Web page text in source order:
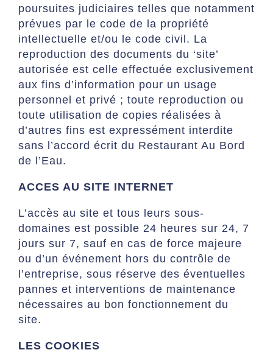
poursuites judiciaires telles que notamment
prévues par le code de la propriété
intellectuelle et/ou le code civil. La
reproduction des documents du ‘site’
autorisée est celle effectuée exclusivement
aux fins d’information pour un usage
personnel et privé ; toute reproduction ou
toute utilisation de copies réalisées à
d’autres fins est expressément interdite
sans l’accord écrit du Restaurant Au Bord
de l’Eau.
ACCES AU SITE INTERNET
L’accès au site et tous leurs sous-
domaines est possible 24 heures sur 24, 7
jours sur 7, sauf en cas de force majeure
ou d’un événement hors du contrôle de
l’entreprise, sous réserve des éventuelles
pannes et interventions de maintenance
nécessaires au bon fonctionnement du
site.
LES COOKIES